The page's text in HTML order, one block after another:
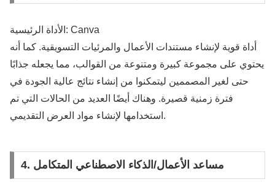
الأداة الرئيسية: Canva
أداة قوية لإنشاء مستندات الأعمال والمرئيات التسويقية. كما أنه
يحتوي على مجموعة كبيرة ومتنوعة من القوالب، مما يجعله جذابًا
حتى لغير المصممين ليتمكنوا من إنشاء نتائج عالية الجودة في
فترة زمنية قصيرة. وهناك أيضًا العديد من الحالات التي تم
استخدامها لإنشاء مواد العرض التقديمي.
4. مساعد الأعمال/الذكاء الاصطناعي المتكامل